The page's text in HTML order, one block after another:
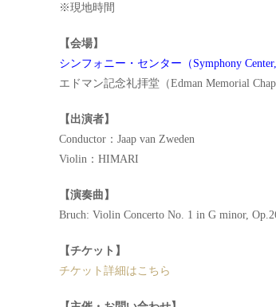
※現地時間
【会場】
シンフォニー・センター（Symphony
エドマン記念礼拝堂（Edman Memorial
【出演者】
Conductor：Jaap van Zweden
Violin：HIMARI
【演奏曲】
Bruch: Violin Concerto No. 1 in G minor,
【チケット】
チケット詳細はこちら